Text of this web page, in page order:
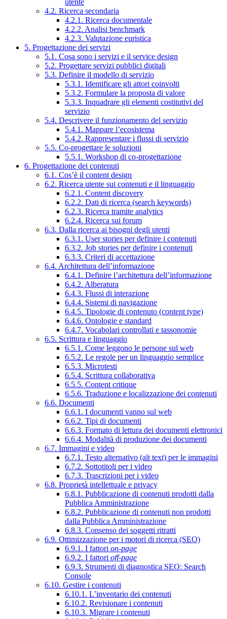
4.2. Ricerca secondaria
4.2.1. Ricerca documentale
4.2.2. Analisi benchmark
4.2.3. Valutazione euristica
5. Progettazione dei servizi
5.1. Cosa sono i servizi e il service design
5.2. Progettare servizi pubblici digitali
5.3. Definire il modello di servizio
5.3.1. Identificare gli attori coinvolti
5.3.2. Formulare la proposta di valore
5.3.3. Inquadrare gli elementi costitutivi del
servizio
5.4. Descrivere il funzionamento del servizio
5.4.1. Mappare l’ecosistema
5.4.2. Rappresentare i flussi di servizio
5.5. Co-progettare le soluzioni
5.5.1. Workshop di co-progettazione
6. Progettazione dei contenuti
6.1. Cos’è il content design
6.2. Ricerca utente sui contenuti e il linguaggio
6.2.1. Content discovery
6.2.2. Dati di ricerca (search keywords)
6.2.3. Ricerca tramite analytics
6.2.4. Ricerca sui forum
6.3. Dalla ricerca ai bisogni degli utenti
6.3.1. User stories per definire i contenuti
6.3.2. Job stories per definire i contenuti
6.3.3. Criteri di accettazione
6.4. Architettura dell’informazione
6.4.1. Definire l’architettura dell’informazione
6.4.2. Alberatura
6.4.3. Flussi di interazione
6.4.4. Sistemi di navigazione
6.4.5. Tipologie di contenuto (content type)
6.4.6. Ontologie e standard
6.4.7. Vocabolari controllati e tassonomie
6.5. Scrittura e linguaggio
6.5.1. Come leggono le persone sul web
6.5.2. Le regole per un linguaggio semplice
6.5.3. Microtesti
6.5.4. Scrittura collaborativa
6.5.5. Content critique
6.5.6. Traduzione e localizzazione dei contenuti
6.6. Documenti
6.6.1. I documenti vanno sul web
6.6.2. Tipi di documenti
6.6.3. Formato di lettura dei documenti elettronici
6.6.4. Modalità di produzione dei documenti
6.7. Immagini e video
6.7.1. Testo alternativo (alt text) per le immagini
6.7.2. Sottotitoli per i video
6.7.3. Trascrizioni per i video
6.8. Proprietà intellettuale e privacy
6.8.1. Pubblicazione di contenuti prodotti dalla
Pubblica Amministrazione
6.8.2. Pubblicazione di contenuti non prodotti
dalla Pubblica Amministrazione
6.8.3. Consenso dei soggetti ritratti
6.9. Ottimizzazione per i motori di ricerca (SEO)
6.9.1. I fattori on-page
6.9.2. I fattori off-page
6.9.3. Strumenti di diagnostica SEO: Search
Console
6.10. Gestire i contenuti
6.10.1. L’inventario dei contenuti
6.10.2. Revisionare i contenuti
6.10.3. Migrare i contenuti